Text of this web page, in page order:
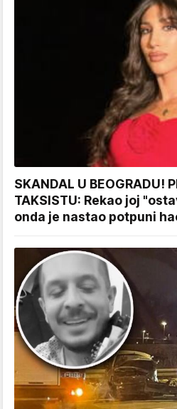
SKANDAL U BEOGRADU!
TAKSISTU: Rekao joj
onda je nastao potpuni